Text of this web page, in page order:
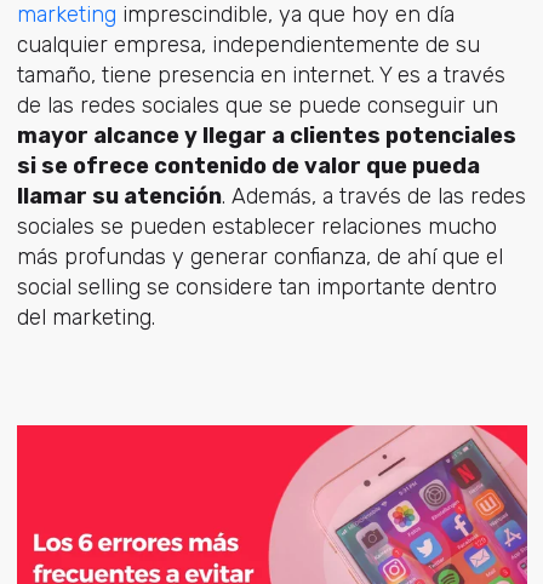
marketing imprescindible, ya que hoy en día
cualquier empresa, independientemente de su
tamaño, tiene presencia en internet. Y es a través
de las redes sociales que se puede conseguir un
mayor alcance y llegar a clientes potenciales
si se ofrece contenido de valor que pueda
llamar su atención. Además, a través de las redes
sociales se pueden establecer relaciones mucho
más profundas y generar confianza, de ahí que el
social selling se considere tan importante dentro
del marketing.